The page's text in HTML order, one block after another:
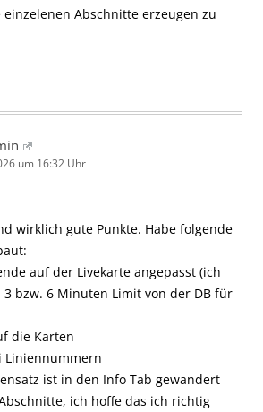
Abschnitte erzeugen zu
um 16:32 Uhr
wirklich gute Punkte. Habe folgende
auf der Livekarte angepasst (ich
3 bzw. 6 Minuten Limit von der DB für
die Karten
Liniennummern
ist in den Info Tab gewandert
ich hoffe das ich richtig